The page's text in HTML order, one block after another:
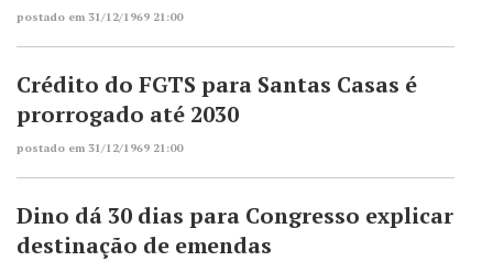
postado em 31/12/1969 21:00
Crédito do FGTS para Santas Casas é
prorrogado até 2030
postado em 31/12/1969 21:00
Dino dá 30 dias para Congresso explicar
destinação de emendas